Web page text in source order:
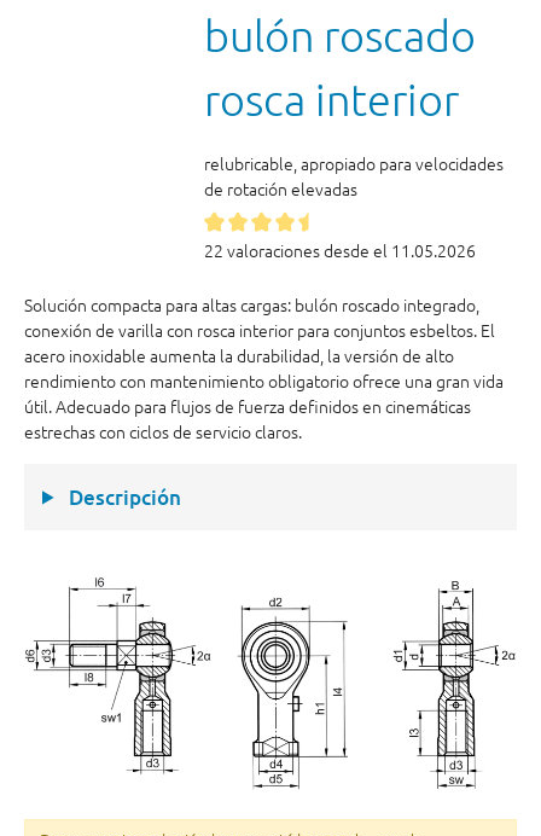
bulón roscado
rosca interior
relubricable, apropiado para velocidades
de rotación elevadas
22 valoraciones desde el 11.05.2026
Solución compacta para altas cargas: bulón roscado integrado,
conexión de varilla con rosca interior para conjuntos esbeltos. El
acero inoxidable aumenta la durabilidad, la versión de alto
rendimiento con mantenimiento obligatorio ofrece una gran vida
útil. Adecuado para flujos de fuerza definidos en cinemáticas
estrechas con ciclos de servicio claros.
Descripción